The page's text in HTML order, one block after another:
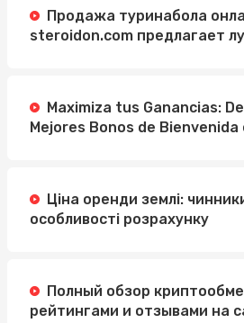
Продажа туринабола
steroidon.com предлагает
Maximiza tus Ganancias:
Mejores Bonos de Bienvenida
Ціна оренди землі:
особливості розрахунку
Полный обзор
рейтингами и отзывами на